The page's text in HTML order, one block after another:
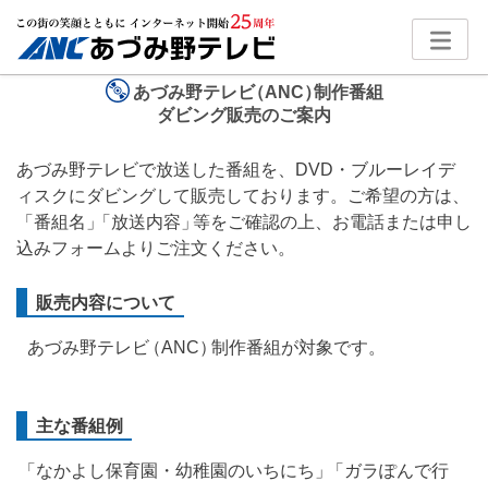
あづみ野テレ ビ（ANC）制作番組
ダビング販売のご案内
あづみ野テレビで放送した番組を、DVD・ブルーレイデ
ィスクにダビングして販売しております。
ご希望の方は
「番組名 」 「放送内容 」 等をご確認の上、お電話または申し
込みフォームよりご注文ください。
販売内容について
あづみ野テレ ビ（ANC）制作番組が対象です。
主な番組例
「 なかよし保育園・幼稚園のいちにち 」
「ガラぽんで行